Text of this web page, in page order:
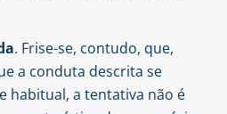
. Frise-se, contudo, que,
a conduta descrita se
habitual, a tentativa não é